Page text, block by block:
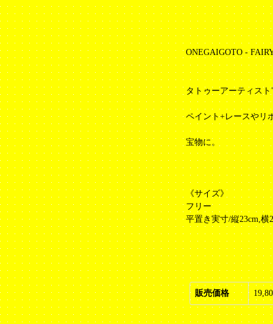
ONEGAIGOTO -
タトゥーアーティス
ペイント+レースやリ
宝物に。
《サイズ》
フリー
平置き実寸/縦23cm,横
販売価格